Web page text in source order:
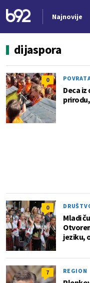
Najnovije
dijaspora
0
Deca
0
Mladi
jeziku,
7 REGION